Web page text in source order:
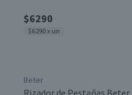
$6290
$6290 x un
Beter
Rizador de Pestañas Beter